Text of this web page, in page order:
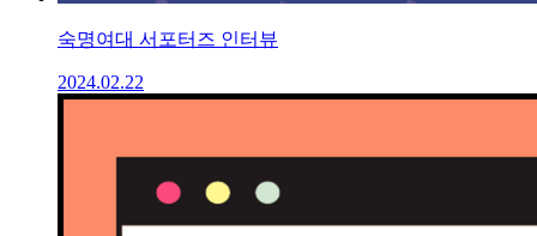
숙명여대 서포터즈 인터뷰
2024.02.22